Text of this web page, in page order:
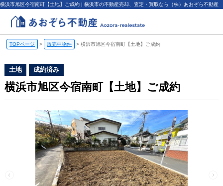
横浜市旭区今宿南町【土地】ご成約 | 横浜市の不動産売却、査定・買取なら（株）あおぞら不動産
TOPページ > 販売中物件 > 横浜市旭区今宿南町【土地】ご成約
土地 成約済み
横浜市旭区今宿南町【土地】ご成約